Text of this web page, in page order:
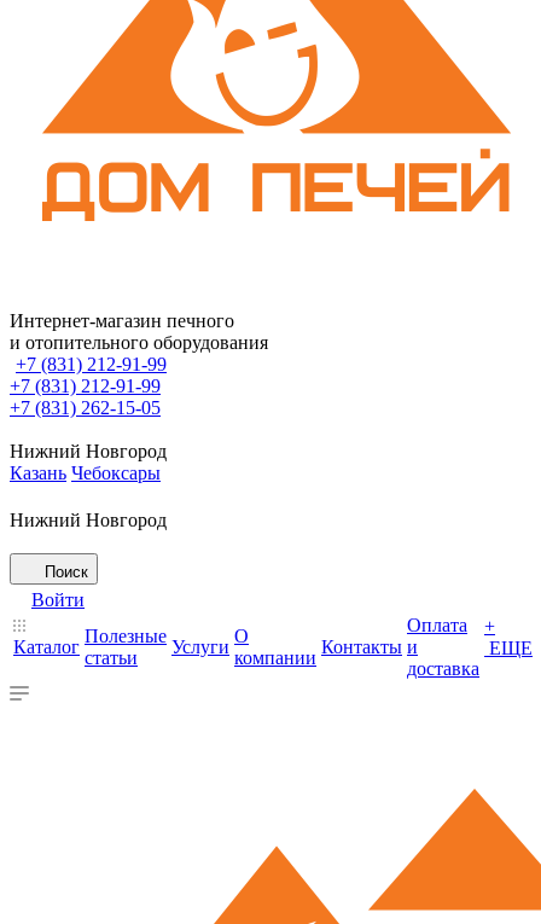
Интернет-магазин печного
и отопительного оборудования
+7 (831) 212-91-99
+7 (831) 212-91-99
+7 (831) 262-15-05
Нижний Новгород
Казань Чебоксары
Нижний Новгород
Поиск
Войти
Каталог
Полезные
статьи
Услуги
О
компании
Контакты
Оплата
и
доставка
+
ЕЩЕ